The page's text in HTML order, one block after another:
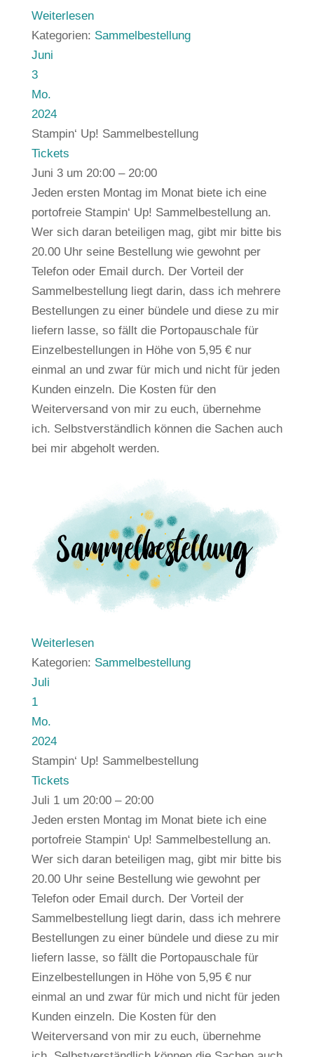
Weiterlesen
Kategorien: Sammelbestellung
Juni
3
Mo.
2024
Stampin‘ Up! Sammelbestellung
Tickets
Juni 3 um 20:00 – 20:00
Jeden ersten Montag im Monat biete ich eine
portofreie Stampin‘ Up! Sammelbestellung an.
Wer sich daran beteiligen mag, gibt mir bitte bis
20.00 Uhr seine Bestellung wie gewohnt per
Telefon oder Email durch. Der Vorteil der
Sammelbestellung liegt darin, dass ich mehrere
Bestellungen zu einer bündele und diese zu mir
liefern lasse, so fällt die Portopauschale für
Einzelbestellungen in Höhe von 5,95 € nur
einmal an und zwar für mich und nicht für jeden
Kunden einzeln. Die Kosten für den
Weiterversand von mir zu euch, übernehme
ich. Selbstverständlich können die Sachen auch
bei mir abgeholt werden.
Weiterlesen
Kategorien: Sammelbestellung
Juli
1
Mo.
2024
Stampin‘ Up! Sammelbestellung
Tickets
Juli 1 um 20:00 – 20:00
Jeden ersten Montag im Monat biete ich eine
portofreie Stampin‘ Up! Sammelbestellung an.
Wer sich daran beteiligen mag, gibt mir bitte bis
20.00 Uhr seine Bestellung wie gewohnt per
Telefon oder Email durch. Der Vorteil der
Sammelbestellung liegt darin, dass ich mehrere
Bestellungen zu einer bündele und diese zu mir
liefern lasse, so fällt die Portopauschale für
Einzelbestellungen in Höhe von 5,95 € nur
einmal an und zwar für mich und nicht für jeden
Kunden einzeln. Die Kosten für den
Weiterversand von mir zu euch, übernehme